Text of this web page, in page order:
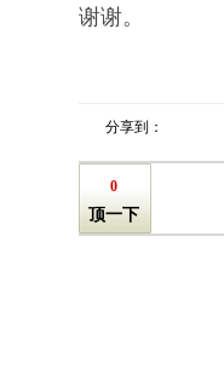
谢谢。
分享到：
0
顶一下